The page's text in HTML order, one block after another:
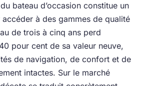
bateau d’occasion constitue un
à des gammes de qualité
de trois à cinq ans perd
pour cent de sa valeur neuve,
de navigation, de confort et de
intactes. Sur le marché